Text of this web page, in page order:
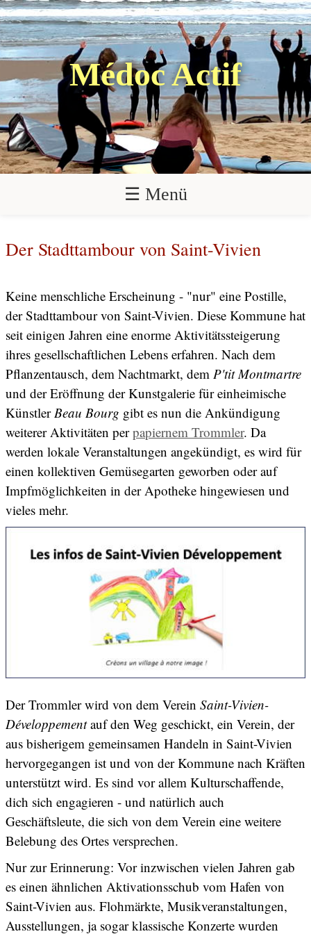
Médoc Actif
☰ Menü
Der Stadttambour von Saint-Vivien
Keine menschliche Erscheinung - "nur" eine Postille,
der Stadttambour von Saint-Vivien. Diese Kommune hat
seit einigen Jahren eine enorme Aktivitätssteigerung
ihres gesellschaftlichen Lebens erfahren. Nach dem
Pflanzentausch, dem Nachtmarkt, dem P'tit Montmartre
und der Eröffnung der Kunstgalerie für einheimische
KünstlerBeau Bourg gibt es nun die Ankündigung
weiterer Aktivitäten perpapiernem Trommler. Da
werden lokale Veranstaltungen angekündigt, es wird für
einen kollektiven Gemüsegarten geworben oder auf
Impfmöglichkeiten in der Apotheke hingewiesen und
vieles mehr.
Der Trommler wird von dem Verein Saint-Vivien-
Développementauf den Weg geschickt, ein Verein, der
aus bisherigem gemeinsamen Handeln in Saint-Vivien
hervorgegangen ist und von der Kommune nach Kräften
unterstützt wird. Es sind vor allem Kulturschaffende,
dich sich engagieren - und natürlich auch
Geschäftsleute, die sich von dem Verein eine weitere
Belebung des Ortes versprechen.
Nur zur Erinnerung: Vor inzwischen vielen Jahren gab
es einen ähnlichen Aktivationsschub vom Hafen von
Saint-Vivien aus. Flohmärkte, Musikveranstaltungen,
Ausstellungen, ja sogar klassische Konzerte wurden